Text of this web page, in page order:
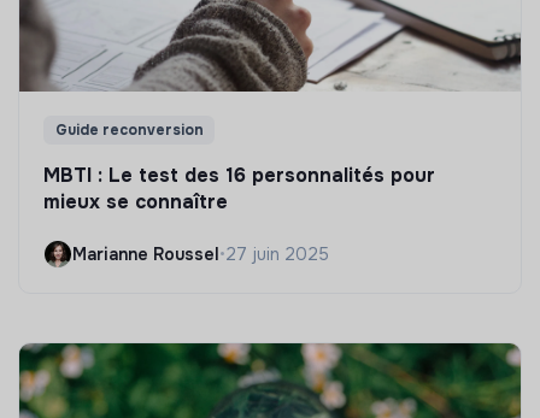
Guide reconversion
MBTI : Le test des 16 personnalités pour
mieux se connaître
Marianne Roussel•27 juin 2025